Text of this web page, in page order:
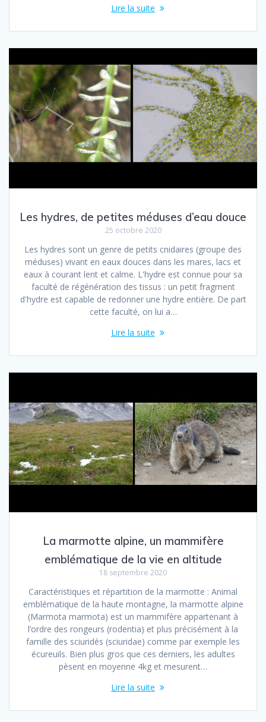
Lire la suite
Les hydres, de petites méduses d’eau douce
25 octobre 2020
Les hydres sont un genre de petits cnidaires (groupe des
méduses) vivant en eaux douces dans les mares, lacs et
eaux à courant lent et calme. L'hydre est connue pour sa
faculté de régénération des tissus : un petit fragment
d'hydre est capable de redonner une hydre entière. De part
cette faculté, on lui a…
Lire la suite
La marmotte alpine, un mammifère
emblématique de la vie en altitude
18 septembre 2020
Caractéristiques et répartition de la marmotte : Animal
emblématique de la haute montagne, la marmotte alpine
(Marmota marmota) est un mammifère appartenant à
l’ordre des rongeurs (rodentia) et plus précisément à la
famille des sciuridés (sciuridae) comme par exemple les
écureuils. Bien plus gros que ces derniers, les adultes
pèsent en moyenne 4kg et mesurent…
Lire la suite